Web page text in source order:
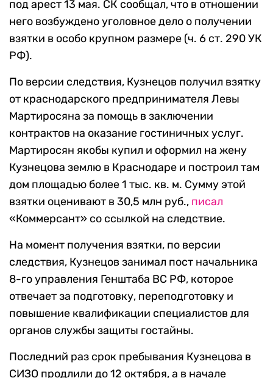
под арест 13 мая. СК сообщал, что в отношении
него возбуждено уголовное дело о получении
взятки в особо крупном размере (ч. 6 ст. 290 УК
РФ).
По версии следствия, Кузнецов получил взятку
от краснодарского предпринимателя Левы
Мартиросяна за помощь в заключении
контрактов на оказание гостиничных услуг.
Мартиросян якобы купил и оформил на жену
Кузнецова землю в Краснодаре и построил там
дом площадью более 1 тыс. кв. м. Сумму этой
взятки оценивают в 30,5 млн руб., писал
«Коммерсант» со ссылкой на следствие.
На момент получения взятки, по версии
следствия, Кузнецов занимал пост начальника
8-го управления Генштаба ВС РФ, которое
отвечает за подготовку, переподготовку и
повышение квалификации специалистов для
органов службы защиты гостайны.
Последний раз срок пребывания Кузнецова в
СИЗО продлили до 12 октября, а в начале